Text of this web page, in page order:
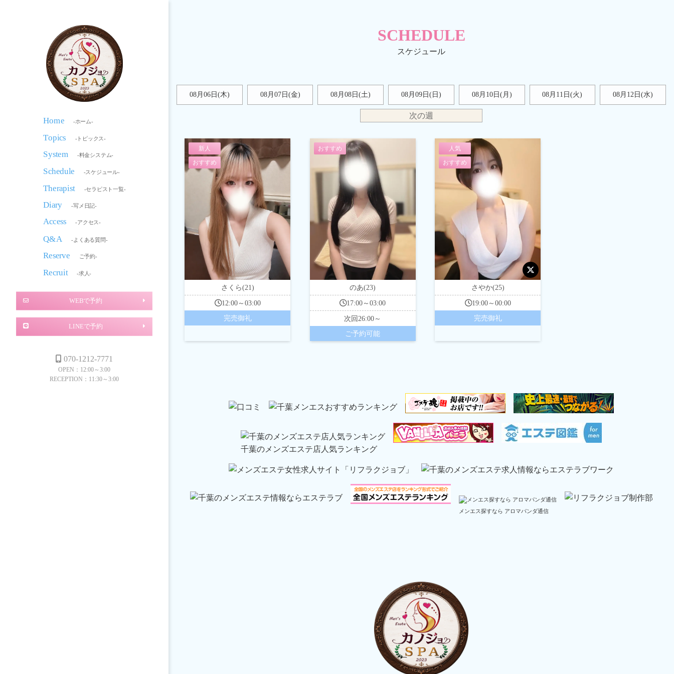
Home -ホーム-
Topics -トピックス-
System -料金システム-
Schedule -スケジュール-
Therapist -セラピスト一覧-
Diary -写メ日記-
Access -アクセス-
Q&A -よくある質問-
Reserve ご予約-
Recruit -求人-
WEBで予約
LINEで予約
070-1212-7771
OPEN：12:00～3:00
RECEPTION：11:30～3:00
SCHEDULE
08月06日(木) 08月07日(金) 08月08日(土) 08月09日(日 ) 08月10日(月) 08月11日(火) 08月12日(水)
次の週
新人
おすすめ
さくら(21)
12:00～03:00
完売御礼
おすすめ
のあ(23)
17:00～03:00
次回26:00～
ご予約可能
人気
おすすめ
さやか(25)
19:00～00:00
完売御礼
千葉のメンズエステ店人気ランキング
メンエス探すなら アロマパンダ通信